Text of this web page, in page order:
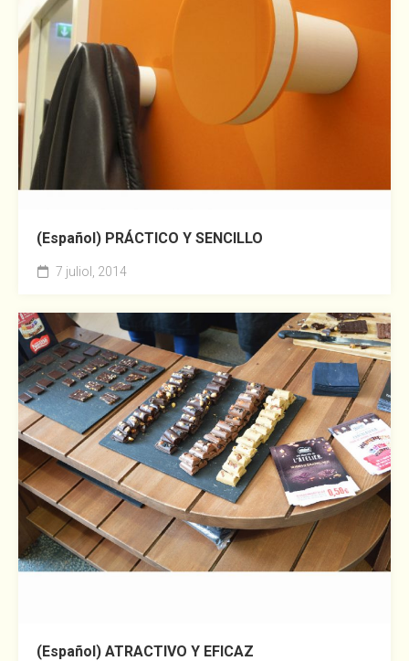
(Español) PRÁCTICO Y SENCILLO
7 juliol, 2014
(Español) ATRACTIVO Y EFICAZ